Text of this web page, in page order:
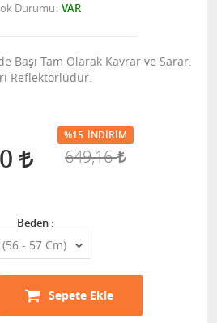
Durumu VAR
Başı Tam Olarak Kavrar ve Sarar.
Reflektörlüdür.
%15 İNDIRIM
649,16
Beden :
Sepete Ekle